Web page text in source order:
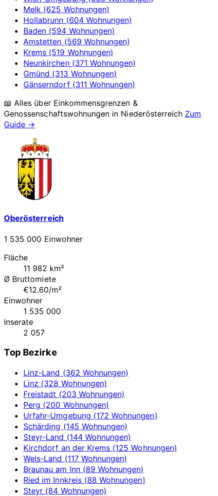
Melk (625 Wohnungen)
Hollabrunn (604 Wohnungen)
Baden (594 Wohnungen)
Amstetten (569 Wohnungen)
Krems (519 Wohnungen)
Neunkirchen (371 Wohnungen)
Gmünd (313 Wohnungen)
Gänserndorf (311 Wohnungen)
📖 Alles über Einkommensgrenzen &
Genossenschaftswohnungen in Niederösterreich Zum
Guide →
Oberösterreich
1 535 000 Einwohner
Fläche
11 982 km²
Ø Bruttomiete
€12.60/m²
Einwohner
1 535 000
Inserate
2 057
Top Bezirke
Linz-Land (362 Wohnungen)
Linz (328 Wohnungen)
Freistadt (203 Wohnungen)
Perg (200 Wohnungen)
Urfahr-Umgebung (172 Wohnungen)
Schärding (145 Wohnungen)
Steyr-Land (144 Wohnungen)
Kirchdorf an der Krems (125 Wohnungen)
Wels-Land (117 Wohnungen)
Braunau am Inn (89 Wohnungen)
Ried im Innkreis (88 Wohnungen)
Steyr (84 Wohnungen)